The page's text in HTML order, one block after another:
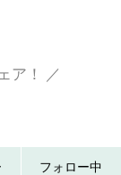
ア！ ／
フォロー中